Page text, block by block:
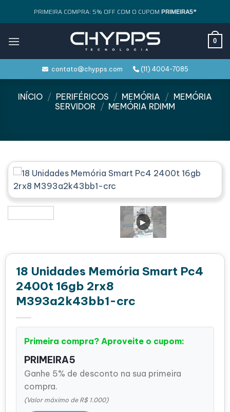
PRIMEIRA COMPRA: 5% OFF COM O CUPOM PRIMEIRA5*
0
contato@chypps.com (11) 4004-7085
INÍCIO / PERIFÉRICOS / MEMÓRIA / MEMÓRIA
SERVIDOR / MEMÓRIA RDIMM
18 Unidades Memória Smart Pc4
2400t 16gb 2rx8
M393a2k43bb1-crc
Primeira compra? Aproveite o cupom:
PRIMEIRA5
Ganhe 5% de desconto na sua primeira
compra.
(Valor máximo de R$ 1.000)